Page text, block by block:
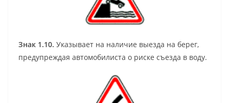
Знак 1.10. Указывает на наличие выезда на берег,
предупреждая автомобилиста о риске съезда в воду.